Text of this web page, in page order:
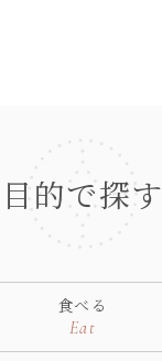
目的で探す
食べる
Eat